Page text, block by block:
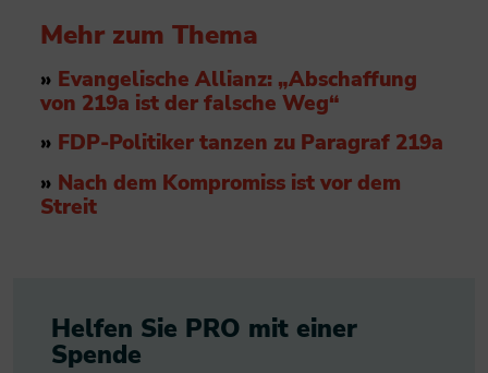
Mehr zum Thema
» Evangelische Allianz: „Abschaffung
von 219a ist der falsche Weg“
» FDP-Politiker tanzen zu Paragraf 219a
» Nach dem Kompromiss ist vor dem
Streit
Helfen Sie PRO mit einer
Spende